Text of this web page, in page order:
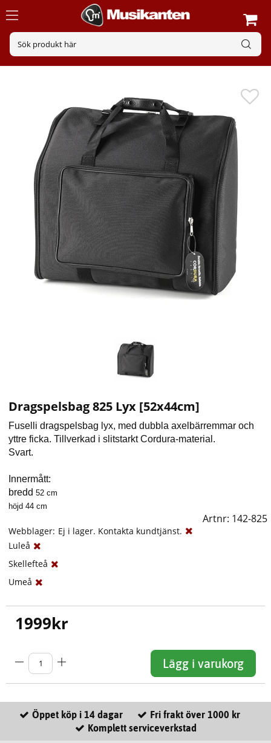
Dragspelsbag 825 Lyx [52x44cm]
Fuselli dragspelsbag lyx, med dubbla axelbärremmar och
yttre ficka. Tillverkad i slitstarkt Cordura-material.
Svart.
Innermått:
bredd52 cm
höjd 44 cm
Artnr: 142-825
Webblager: Ej i lager. Kontakta kundtjänst.
Luleå
Skellefteå
Umeå
1999kr
Lägg i varukorg
Öppet köp i 14 dagar
Fri frakt över 1000 kr
Komplett serviceverkstad